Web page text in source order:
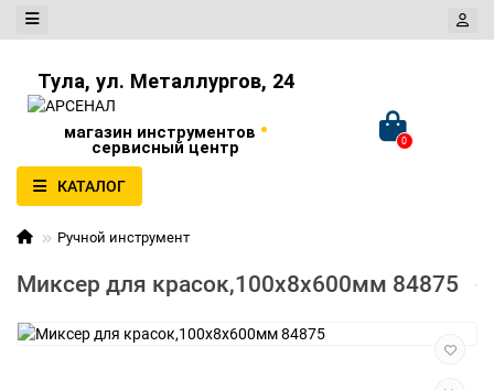
Тула, ул. Металлургов, 24
магазин инструментов •
сервисный центр 0
КАТАЛОГ
Ручной инструмент
Миксер для красок,100х8х600мм 84875